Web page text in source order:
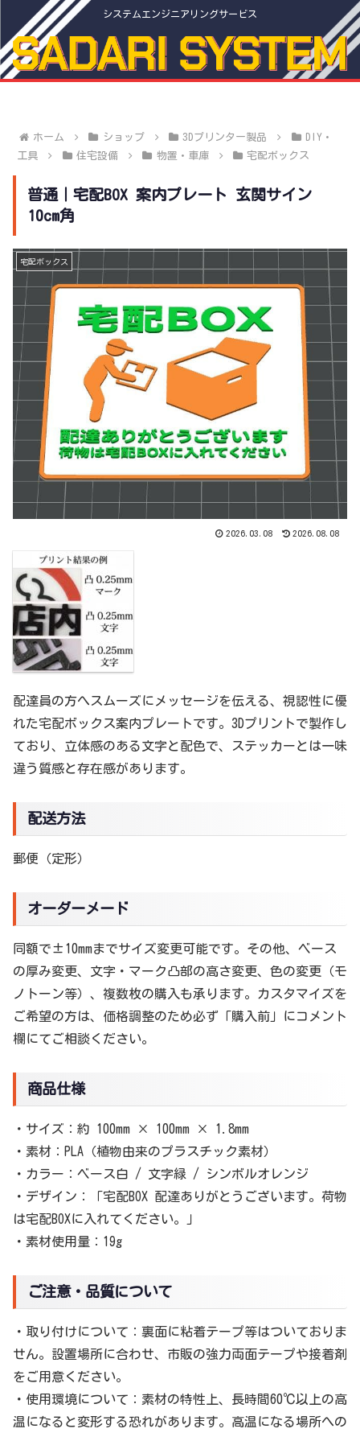
システムエンジニアリングサービス
ホーム ショップ 3Dプリンター製品
DIY・
工具
住宅設備 物置・車庫 宅配ボックス
普通｜宅配BOX 案内プレート 玄関サイン
10cm角
宅配ボックス
2026.03.08 2026.08.08
配達員の方へスムーズにメッセージを伝える、視認性に優
れた宅配ボックス案内プレートです。3Dプリントで製作し
ており、立体感のある文字と配色で、ステッカーとは一味
違う質感と存在感があります。
配送方法
郵便（定形）
オーダーメード
同額で±10mmまでサイズ変更可能です。その他、ベース
の厚み変更、文字・マーク凸部の高さ変更、色の変更（モ
ノトーン等）、複数枚の購入も承ります。カスタマイズを
ご希望の方は、価格調整のため必ず「購入前」にコメント
欄にてご相談ください。
商品仕様
・サイズ：約 100mm × 100mm × 1.8mm
・素材：PLA（植物由来のプラスチック素材）
・カラー：ベース白 / 文字緑 / シンボルオレンジ
・デザイン：「宅配BOX 配達ありがとうございます。荷物
は宅配BOXに入れてください。」
・素材使用量：19g
ご注意・品質について
・取り付けについて：裏面に粘着テープ等はついておりま
せん。設置場所に合わせ、市販の強力両面テープや接着剤
をご用意ください。
・使用環境について：素材の特性上、長時間60℃以上の高
温になると変形する恐れがあります。高温になる場所への